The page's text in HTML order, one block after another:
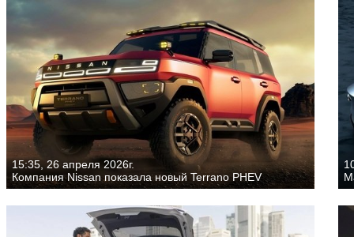
15:35, 26 апреля 2026г.
Компания Nissan показала новый Terrano PHEV